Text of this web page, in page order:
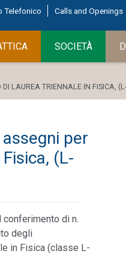
Telefonico Calls and Openings
SOCIETÀ
LAUREA TRIENNALE IN FISICA,
per
(L-
conferimento di n.
degli
in Fisica (classe L-